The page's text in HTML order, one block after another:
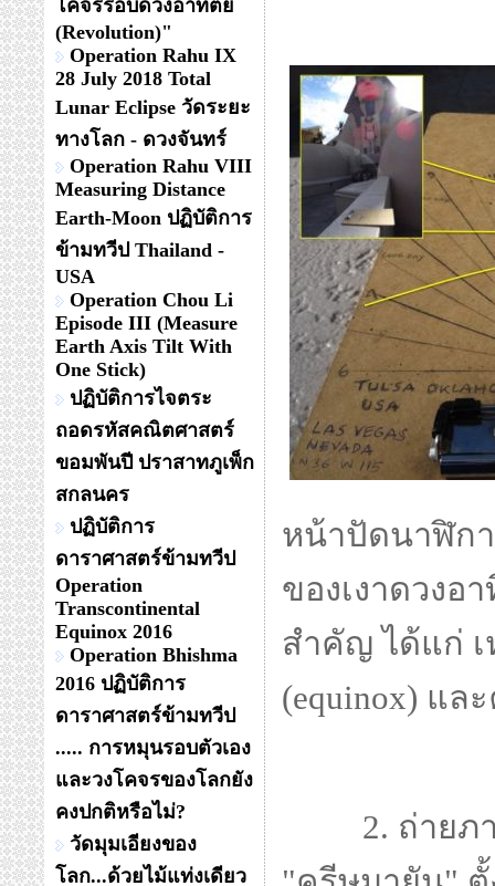
โคจรรอบดวงอาทิตย์
(Revolution)"
Operation Rahu IX
28 July 2018 Total
Lunar Eclipse วัดระยะ
ทางโลก - ดวงจันทร์
Operation Rahu VIII
Measuring Distance
Earth-Moon ปฏิบัติการ
ข้ามทวีป Thailand -
USA
Operation Chou Li
Episode III (Measure
Earth Axis Tilt With
One Stick)
ปฏิบัติการไจตระ
ถอดรหัสคณิตศาสตร์
ขอมพันปี ปราสาทภูเพ็ก
สกลนคร
ปฏิบัติการ
ดาราศาสตร์ข้ามทวีป
Operation
Transcontinental
Equinox 2016
Operation Bhishma
2016 ปฏิบัติการ
ดาราศาสตร์ข้ามทวีป
..... การหมุนรอบตัวเอง
และวงโคจรของโลกยัง
คงปกติหรือไม่?
วัดมุมเอียงของ
โลก...ด้วยไม้แท่งเดียว
หน้าปัดนาฬิก
ของเงาดวงอ
สำคัญ ได้แก่ เ
(equinox) แล
2. ถ่ายภ